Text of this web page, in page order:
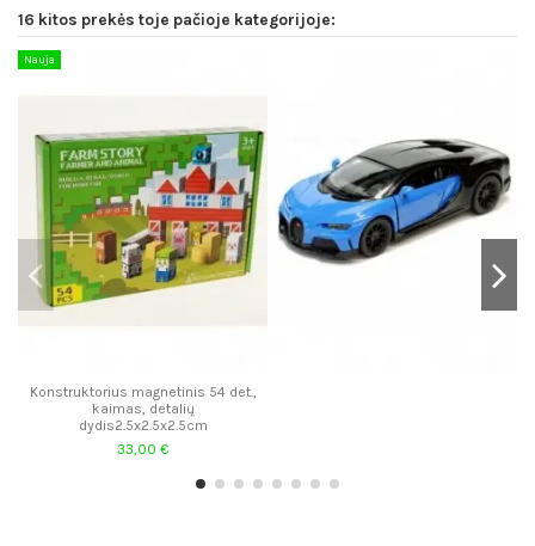
16 kitos prekės toje pačioje kategorijoje:
Nauja
Konstruktorius magnetinis 54 det.,
kaimas, detalių
dydis2.5x2.5x2.5cm
33,00 €